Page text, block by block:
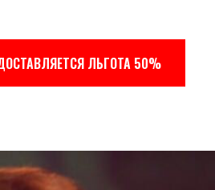
ЛЬГОТА 50%